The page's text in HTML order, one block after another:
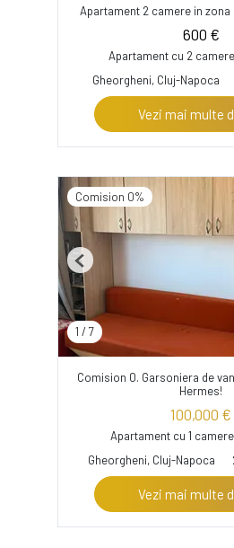
Apartament 2 camere in zona
600 €
Apartament cu 2
Gheorgheni, Cluj-Napoca
Vezi mai multe
Comision 0%
1 / 7
Previous
Comision 0. Garsoniera de
Hermes!
100,000 €
Apartament cu 1
Gheorgheni, Cluj-Napoca
Vezi mai multe